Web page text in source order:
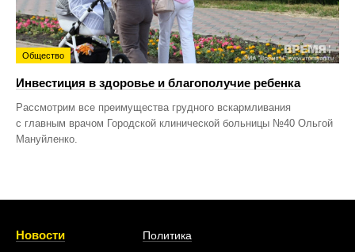
Общество
Инвестиция в здоровье и благополучие ребенка
Рассмотрим все преимущества грудного вскармливания
с главным врачом Городской клинической больницы №40 Ольгой
Мануйленко.
Новости
Политика